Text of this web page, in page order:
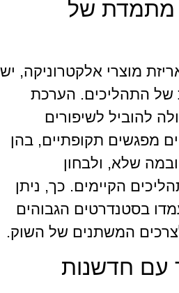
מתמדת של
מוצרי אלקטרוניקה, יש
של התהליכים. הערכת
להוביל לשיפורים
מפגשים תקופתיים, בהן
שלא, ולבחון
הקיימים. כך, ניתן
בסטנדרטים הגבוהים
המשתנים של השוק.
עם חדשנות